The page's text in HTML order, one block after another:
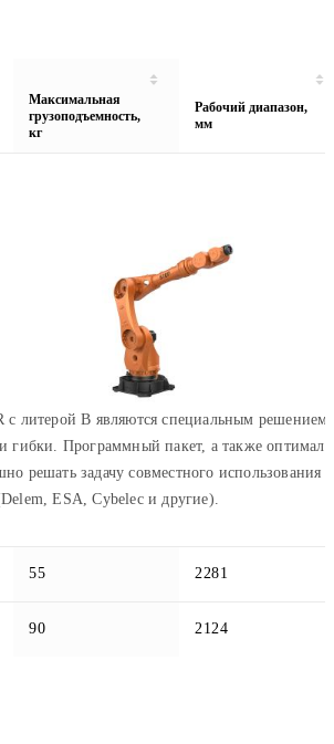
Максимальная
грузоподъемность,
кг
Рабочий диапазон,
мм
с литерой В являются специальным
гибки. Программный пакет, а также
решать задачу совместного использования
ESA, Cybelec и другие).
55 2281
90 2124